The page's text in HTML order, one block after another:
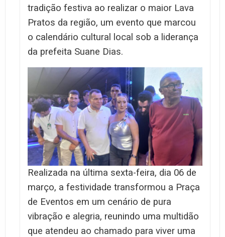
tradição festiva ao realizar o maior Lava
Pratos da região, um evento que marcou
o calendário cultural local sob a liderança
da prefeita Suane Dias.
Realizada na última sexta-feira, dia 06 de
março, a festividade transformou a Praça
de Eventos em um cenário de pura
vibração e alegria, reunindo uma multidão
que atendeu ao chamado para viver uma